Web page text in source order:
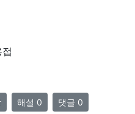
해설 0 댓글 0